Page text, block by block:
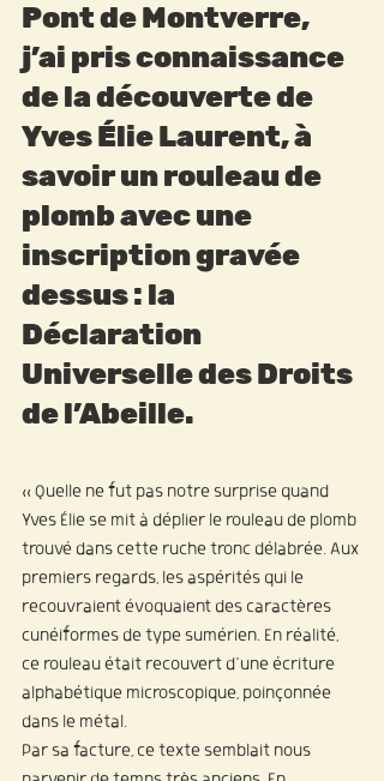
Pont de Montverre,
j’ai pris connaissance
de la découverte de
Yves Élie Laurent, à
savoir un rouleau de
plomb avec une
inscription gravée
dessus : la
Déclaration
Universelle des Droits
de l’Abeille.
« Quelle ne fut pas notre surprise quand
Yves Élie se mit à déplier le rouleau de plomb
trouvé dans cette ruche tronc délabrée. Aux
premiers regards, les aspérités qui le
recouvraient évoquaient des caractères
cunéiformes de type sumérien. En réalité,
ce rouleau était recouvert d’une écriture
alphabétique microscopique, poinçonnée
dans le métal.
Par sa facture, ce texte semblait nous